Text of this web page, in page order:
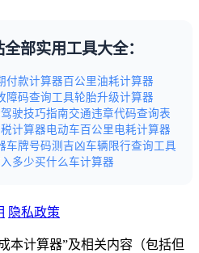
部实用工具大全：
付款计算器 百公里油耗计算器
障码查询工具轮胎升级计算器
驶技巧指南交通违章代码查询表
计算器电动车百公里电耗计算器
车牌号码测吉凶车辆限行查询工具
多少买什么车计算器
隐私政策
本计算器”及相关内容（包括但